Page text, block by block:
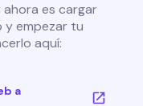
es cargar
y empezar tu
aquí:
a